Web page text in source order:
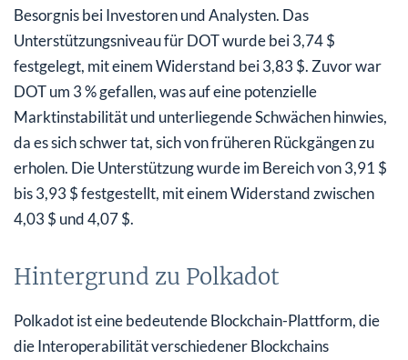
Besorgnis bei Investoren und Analysten. Das
Unterstützungsniveau für DOT wurde bei 3,74 $
festgelegt, mit einem Widerstand bei 3,83 $. Zuvor war
DOT um 3 % gefallen, was auf eine potenzielle
Marktinstabilität und unterliegende Schwächen hinwies,
da es sich schwer tat, sich von früheren Rückgängen zu
erholen. Die Unterstützung wurde im Bereich von 3,91 $
bis 3,93 $ festgestellt, mit einem Widerstand zwischen
4,03 $ und 4,07 $.
Hintergrund zu Polkadot
Polkadot ist eine bedeutende Blockchain-Plattform, die
die Interoperabilität verschiedener Blockchains